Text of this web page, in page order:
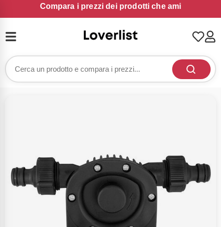
Compara i prezzi dei prodotti che ami